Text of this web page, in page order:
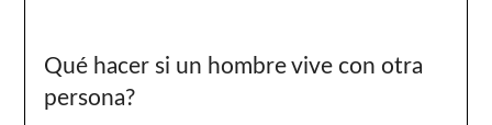
Qué hacer si un hombre vive con otra
persona?